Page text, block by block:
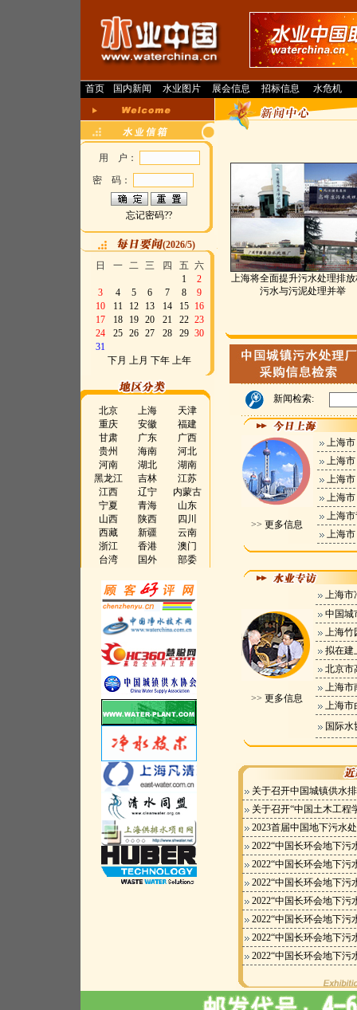
首页 国内新闻 水业图片 展会信息 招标信息 水危机
用 户：
密 码：
忘记密码??
(2026/5)
日
一 二 三 四 五 六
1
2
3
4 5 6 7 8
9
10
11 12 13 14 15
16
17
18 19 20 21 22 23
24
25 26 27 28 29 30
31
下月 上月 下年 上年
北京 上海
天津
重庆
安徽
福建
甘肃
广东
广西
贵州
海南
河北
河南
湖北
湖南
黑龙江
吉林
江苏
江西
辽宁
内蒙古
宁夏
青海
山东
山西
陕西
四川
西藏
新疆
云南
浙江
香港
澳门
台湾
国外 部委
上海将全面提升污水处理排放
污水与污泥处理并举
新闻检索:
>> 更多信息
上海
上海
上海
上海
上海
上海
>> 更多信息
上海市
中国城
上海竹
拟在建
北京市
上海市
上海市
国际水
关于召开中国城镇供水
关于召开“中国土木工程
2023首届中国地下污水
2022“中国长环会地下污
2022“中国长环会地下污
2022“中国长环会地下污
2022“中国长环会地下污
2022“中国长环会地下污
2022“中国长环会地下污
2022“中国长环会地下污